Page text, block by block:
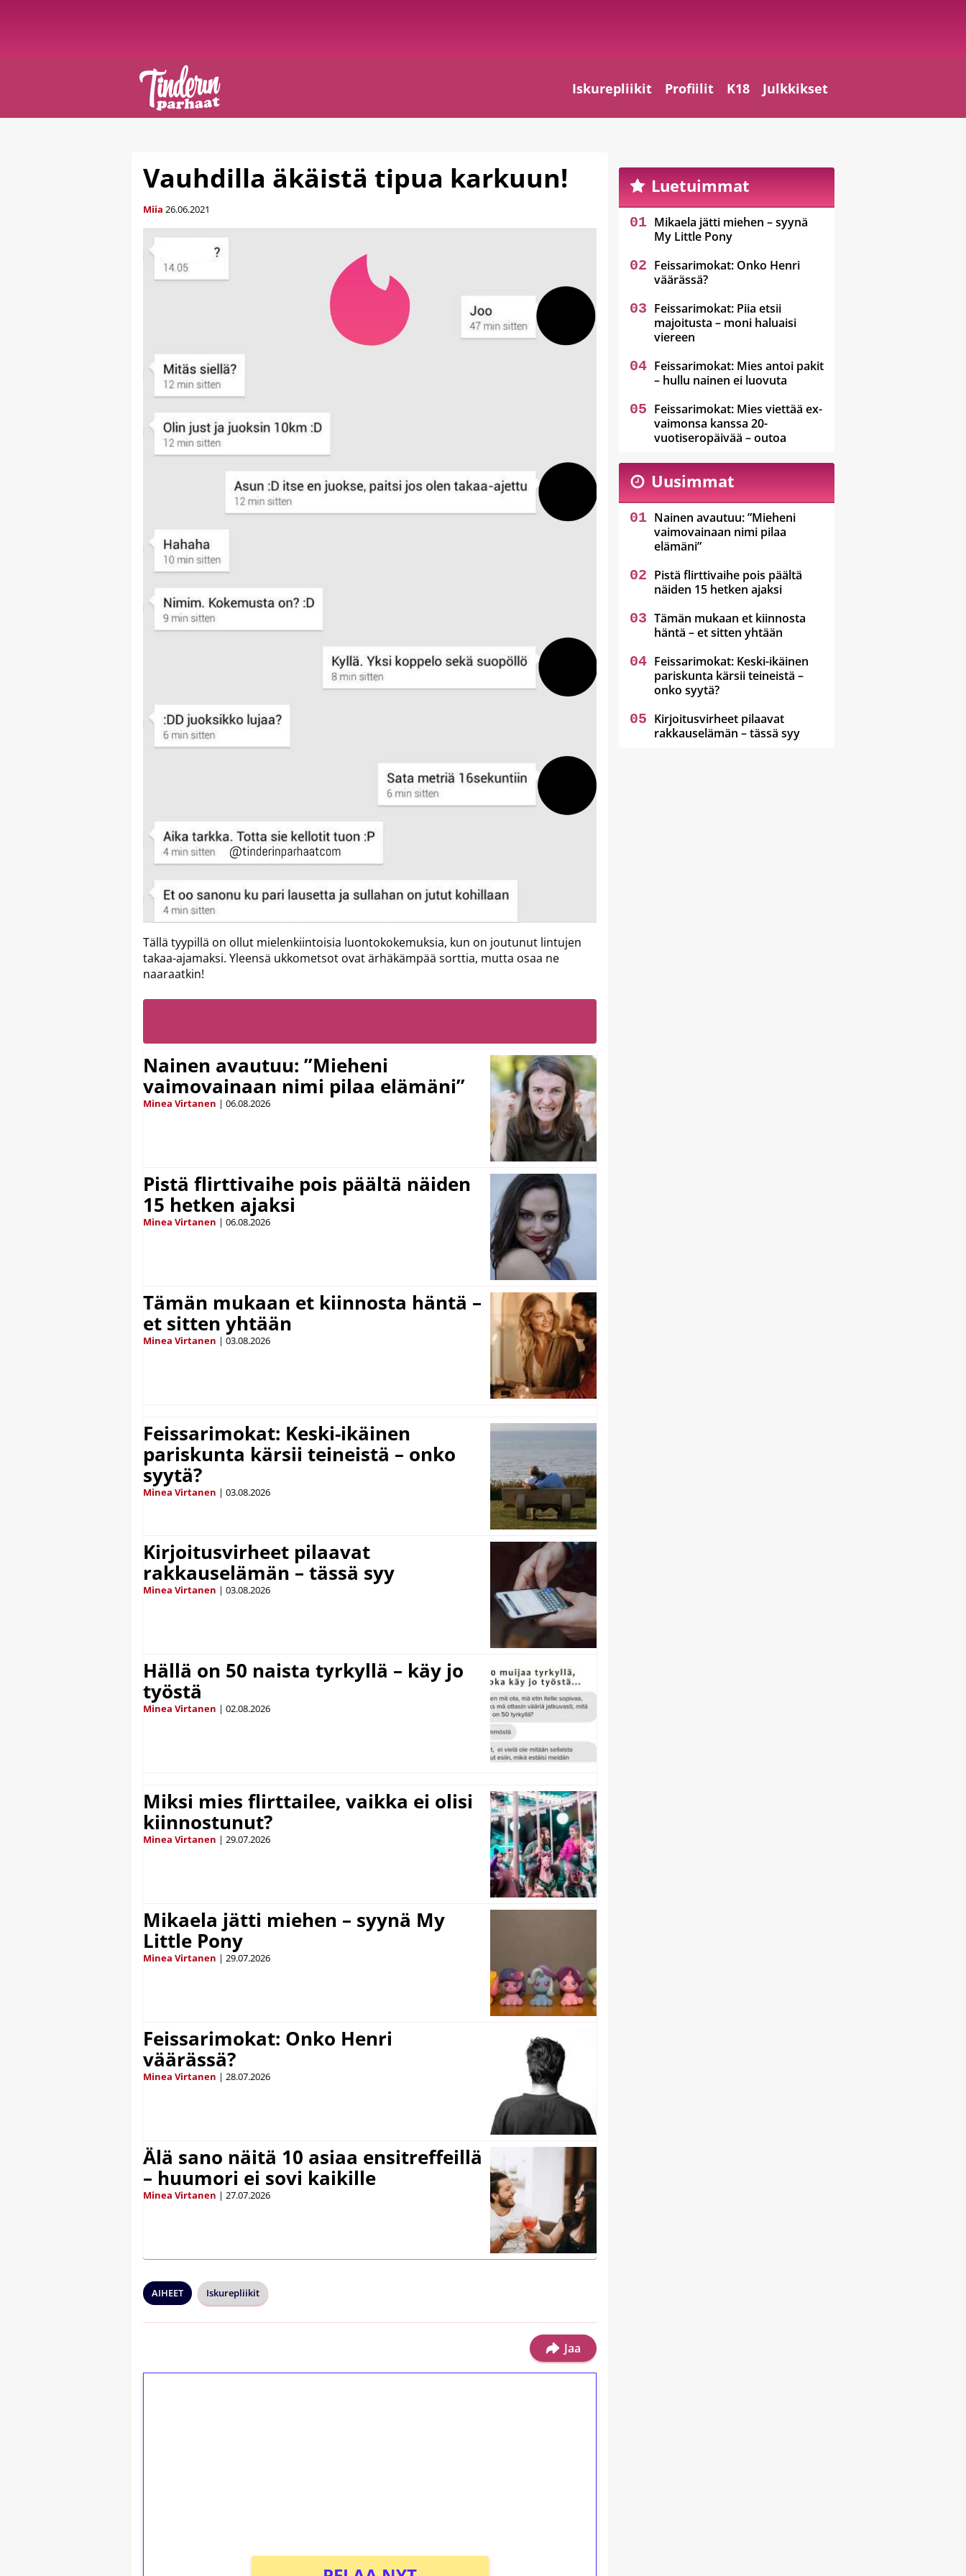
Iskurepliikit Profiilit K18 Julkkikset
Vauhdilla äkäistä tipua karkuun!
Miia 26.06.2021
Tällä tyypillä on ollut mielenkiintoisia luontokokemuksia, kun on joutunut lintujen
takaa-ajamaksi. Yleensä ukkometsot ovat ärhäkämpää sorttia, mutta osaa ne
naaraatkin!
Nainen avautuu: ”Mieheni
vaimovainaan nimi pilaa elämäni”
Minea Virtanen | 06.08.2026
Pistä flirttivaihe pois päältä näiden
15 hetken ajaksi
Minea Virtanen | 06.08.2026
Tämän mukaan et kiinnosta häntä –
et sitten yhtään
Minea Virtanen | 03.08.2026
Feissarimokat: Keski-ikäinen
pariskunta kärsii teineistä – onko
syytä?
Minea Virtanen | 03.08.2026
Kirjoitusvirheet pilaavat
rakkauselämän – tässä syy
Minea Virtanen | 03.08.2026
Hällä on 50 naista tyrkyllä – käy jo
työstä
Minea Virtanen | 02.08.2026
Miksi mies flirttailee, vaikka ei olisi
kiinnostunut?
Minea Virtanen | 29.07.2026
Mikaela jätti miehen – syynä My
Little Pony
Minea Virtanen | 29.07.2026
Feissarimokat: Onko Henri
väärässä?
Minea Virtanen | 28.07.2026
Älä sano näitä 10 asiaa ensitreffeillä
– huumori ei sovi kaikille
Minea Virtanen | 27.07.2026
AIHEET Iskurepliikit
Jaa
Luetuimmat
Mikaela jätti miehen – syynä
My Little Pony
Feissarimokat: Onko Henri
väärässä?
Feissarimokat: Piia etsii
majoitusta – moni haluaisi
viereen
Feissarimokat: Mies antoi pakit
– hullu nainen ei luovuta
Feissarimokat: Mies viettää ex-
vaimonsa kanssa 20-
vuotiseropäivää – outoa
Uusimmat
Nainen avautuu: ”Mieheni
vaimovainaan nimi pilaa
elämäni”
Pistä flirttivaihe pois päältä
näiden 15 hetken ajaksi
Tämän mukaan et kiinnosta
häntä – et sitten yhtään
Feissarimokat: Keski-ikäinen
pariskunta kärsii teineistä –
onko syytä?
Kirjoitusvirheet pilaavat
rakkauselämän – tässä syy